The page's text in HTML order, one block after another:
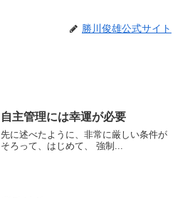
勝川俊雄公式サイト
自主管理には幸運が必要
先に述べたように、非常に厳しい条件が
そろって、はじめて、 強制...